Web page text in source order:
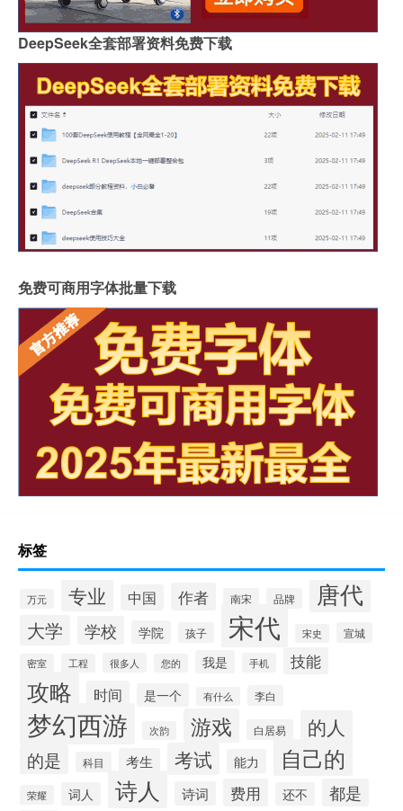
DeepSeek全套部署资料免费下载
免费可商用字体批量下载
标签
万元 专业 中国 作者 南宋 品牌 唐代
大学 学校 学院 孩子 宋代 宋史 宣城
密室 工程 很多人 您的 我是 手机 技能
攻略 时间 是一个 有什么 李白
梦幻西游 次韵 游戏 白居易 的人
的是 科目 考生 考试 能力 自己的
荣耀 词人 诗人 诗词 费用 还不 都是